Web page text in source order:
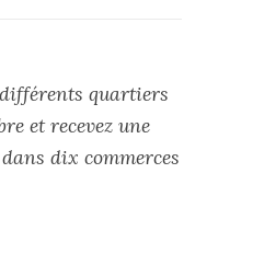
quartiers
et recevez une
dix commerces